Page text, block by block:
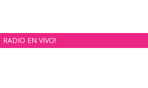
RADIO EN VIVO!